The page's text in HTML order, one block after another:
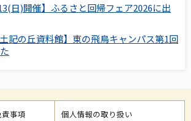
日)開催】ふるさと回帰フェア2026に出
土記の丘資料館】東の飛鳥キャンパス第1回
事項 個人情報の取り扱い